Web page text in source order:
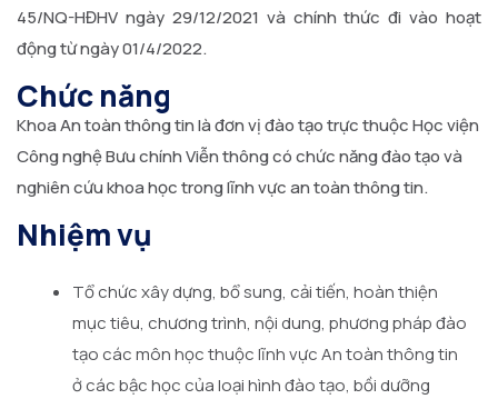
45/NQ-HĐHV ngày 29/12/2021 và chính thức đi vào hoạt
động từ ngày 01/4/2022.
Chức năng
Khoa An toàn thông tin là đơn vị đào tạo trực thuộc Học viện
Công nghệ Bưu chính Viễn thông có chức năng đào tạo và
nghiên cứu khoa học trong lĩnh vực an toàn thông tin.
Nhiệm vụ
Tổ chức xây dựng, bổ sung, cải tiến, hoàn thiện
mục tiêu, chương trình, nội dung, phương pháp đào
tạo các môn học thuộc lĩnh vực An toàn thông tin
ở các bậc học của loại hình đào tạo, bồi dưỡng